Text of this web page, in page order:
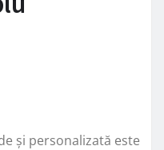
și personalizată este